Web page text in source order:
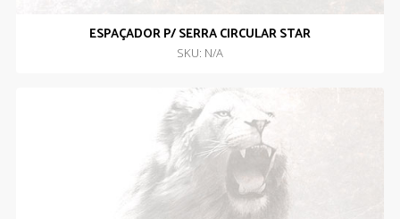
ESPAÇADOR P/ SERRA CIRCULAR STAR
SKU: N/A